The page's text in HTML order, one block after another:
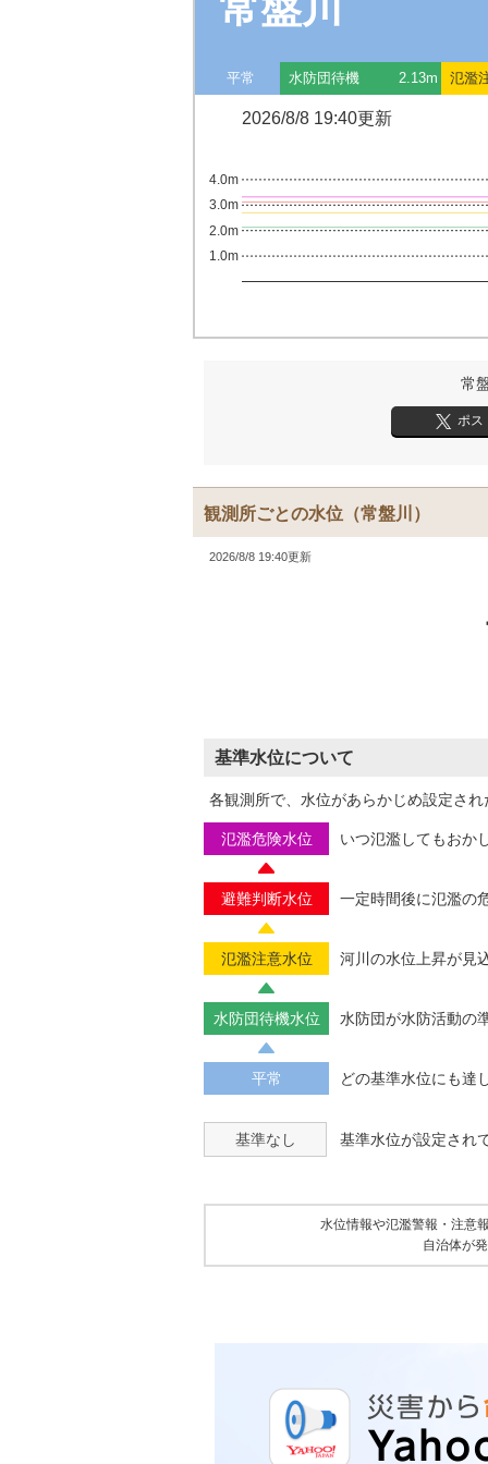
平常 水防団待機 2.13m 氾濫
2026/8/8 19:40更新
1.0m
2.0m
3.0m
4.0m
常
ポス
観測所ごとの水位 （常盤川）
2026/8/8 19:40更新
基準水位について
各観測所で、水位があらかじめ設定さ
氾濫危険水位 いつ氾濫してもおか
避難判断水位 一定時間後に氾濫の
氾濫注意水位 河川の水位上昇が見
水防団待機水位 水防団が水防活動の
平常 どの基準水位にも達
基準なし 基準水位が設定され
水位情報や氾濫警報・注意
自治体が